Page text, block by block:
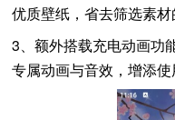
优质壁纸，省去筛选素材
3、额外搭载充电动画功
专属动画与音效，增添使